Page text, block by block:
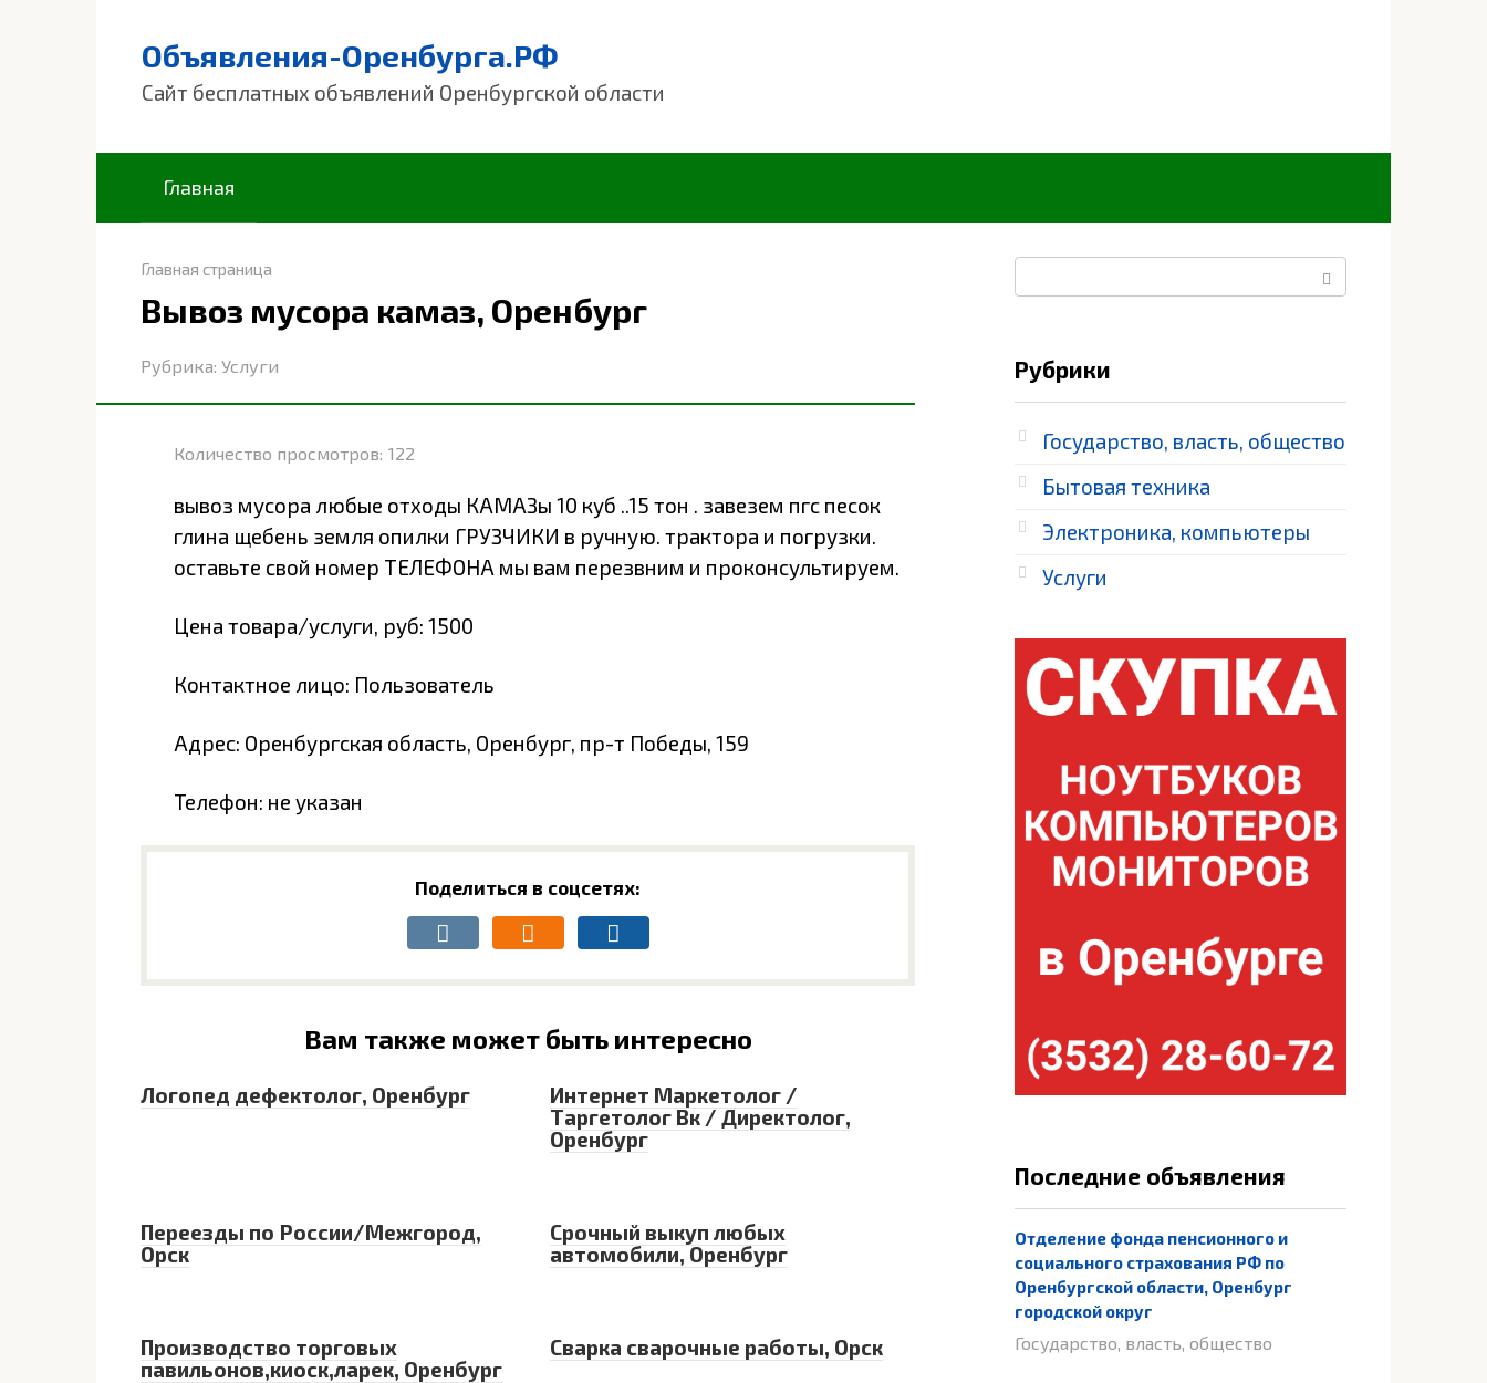
Объявления-Оренбурга.РФ
Сайт бесплатных объявлений Оренбургской области
Главная
Главная страница
Вывоз мусора камаз, Оренбург
Рубрика: Услуги
Количество просмотров: 122
вывоз мусора любые отходы КАМАЗы 10 куб ..15 тон . завезем пгс песок
глина щебень земля опилки ГРУЗЧИКИ в ручную. трактора и погрузки.
оставьте свой номер ТЕЛЕФОНА мы вам перезвним и проконсультируем.
Цена товара/услуги, руб: 1500
Контактное лицо: Пользователь
Адрес: Оренбургская область, Оренбург, пр-т Победы, 159
Телефон: не указан
Поделиться в соцсетях:
Вам также может быть интересно
Логопед дефектолог, Оренбург
Интернет Маркетолог /
Таргетолог Вк / Директолог,
Оренбург
Переезды по России/Межгород,
Орск
Срочный выкуп любых
автомобили, Оренбург
Производство торговых
павильонов,киоск,ларек, Оренбург
Сварка сварочные работы, Орск
Рубрики
Государство, власть, общество
Бытовая техника
Электроника, компьютеры
Услуги
Последние объявления
Отделение фонда пенсионного и
социального страхования РФ по
Оренбургской области, Оренбург
городской округ
Государство, власть, общество